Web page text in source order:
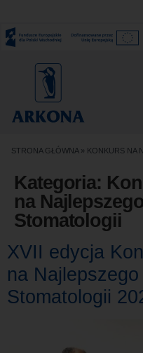
STRONA GŁÓWNA» KONKURS NA
Kategoria:
na
Stomatologii
XVII edycja
na
Stomatologii